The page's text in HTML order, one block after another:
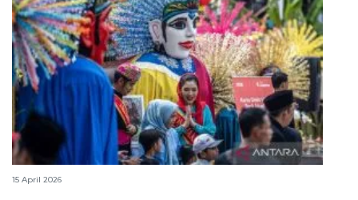
Lebaran Betawi, harmoni tradisi dan kota global
15 April 2026